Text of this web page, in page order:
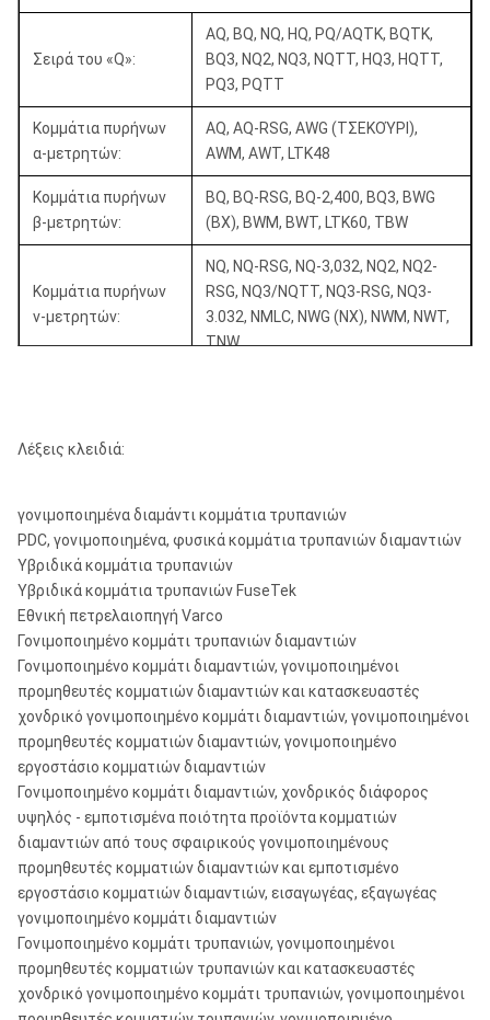
45 χιλ. (1-3/8
μέσα)
HQ
63,5 χιλ. (2-1/2
μέσα)
96 χιλ. (3-3/8
HQ3
61,1 χιλ. (2-3/8
μέσα)
96 χιλ. (3-3/8
μέσα)
PQ3
85 χιλ. (3-3/8
μέσα)
122,6 χιλ. (4-7/8
μέσα)
83 χιλ. (3-1/4
122,6 χιλ. (4-7/8
Σειρά του «Q»:
AQ, BQ, NQ, HQ, PQ/AQTK, BQTK,
BQ3, NQ2, NQ3, NQTT, HQ3, HQTT,
PQ3, PQTT
Κομμάτια πυρήνων
α-μετρητών:
AQ, AQ-RSG, AWG (ΤΣΕΚΟΎΡΙ),
AWM, AWT, LTK48
Κομμάτια πυρήνων
β-μετρητών:
BQ, BQ-RSG, BQ-2,400, BQ3, BWG
(BX), BWM, BWT, LTK60, TBW
Κομμάτια πυρήνων
ν-μετρητών:
NQ, NQ-RSG, NQ-3,032, NQ2, NQ2-
RSG, NQ3/NQTT, NQ3-RSG, NQ3-
3.032, NMLC, NWG (NX), NWM, NWT,
TNW,
Κομμάτια πυρήνων
π-μετρητών:
PQ, PQ3, PWF-πολύ, PWF-απότομα
Κομμάτια πυρήνων
s-μετρητών:
SWF-πολύ, SWF-απότομα
Κομμάτια πυρήνων
u-μετρητών:
UWF-πολύ, UWF-απότομα
Κομμάτια πυρήνων
ζ-μετρητών:
ZWF-πολύ, ZWF-απότομα
Σειρά Τ: T36, T46, T56, T66, T76, T86, T101
TT σειρά:
TT46, TT56, TT66, TT76, TT86,
TT101
Σειρά T2:
T2 46, T2 56, T2 66, T2 76, T2 86,
T2 101
Μετρικά κομμάτια
πυρήνων σειράς
φυματίωσης:
TB36, TB46, TB56, TB66, TB76,
TB86, TB101
Λέξεις κλειδιά:
γονιμοποιημένα διαμάντι κομμάτια τρυπανιών
PDC, γονιμοποιημένα, φυσικά κομμάτια τρυπανιών διαμαντιών
Υβριδικά κομμάτια τρυπανιών
Υβριδικά κομμάτια τρυπανιών FuseTek
Εθνική πετρελαιοπηγή Varco
Γονιμοποιημένο κομμάτι τρυπανιών διαμαντιών
Γονιμοποιημένο κομμάτι διαμαντιών, γονιμοποιημένοι
προμηθευτές κομματιών διαμαντιών και κατασκευαστές
χονδρικό γονιμοποιημένο κομμάτι διαμαντιών, γονιμοποιημένοι
προμηθευτές κομματιών διαμαντιών, γονιμοποιημένο
εργοστάσιο κομματιών διαμαντιών
Γονιμοποιημένο κομμάτι διαμαντιών, χονδρικός διάφορος
υψηλός - εμποτισμένα ποιότητα προϊόντα κομματιών
διαμαντιών από τους σφαιρικούς γονιμοποιημένους
προμηθευτές κομματιών διαμαντιών και εμποτισμένο
εργοστάσιο κομματιών διαμαντιών, εισαγωγέας, εξαγωγέας
γονιμοποιημένο κομμάτι διαμαντιών
Γονιμοποιημένο κομμάτι τρυπανιών, γονιμοποιημένοι
προμηθευτές κομματιών τρυπανιών και κατασκευαστές
χονδρικό γονιμοποιημένο κομμάτι τρυπανιών, γονιμοποιημένοι